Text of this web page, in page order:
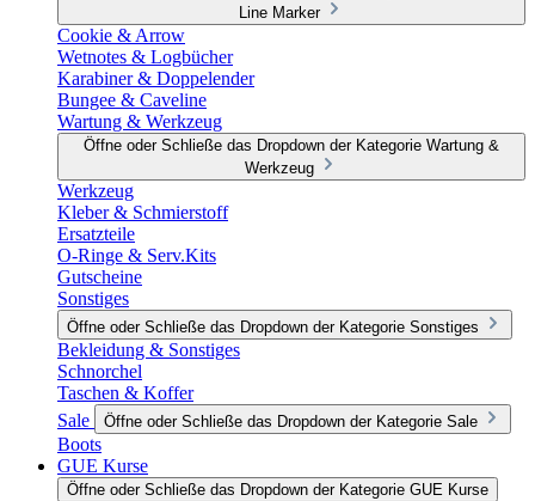
Line Marker
Cookie & Arrow
Wetnotes & Logbücher
Karabiner & Doppelender
Bungee & Caveline
Wartung & Werkzeug
Öffne oder Schließe das Dropdown der Kategorie Wartung &
Werkzeug
Werkzeug
Kleber & Schmierstoff
Ersatzteile
O-Ringe & Serv.Kits
Gutscheine
Sonstiges
Öffne oder Schließe das Dropdown der Kategorie Sonstiges
Bekleidung & Sonstiges
Schnorchel
Taschen & Koffer
Sale
Öffne oder Schließe das Dropdown der Kategorie Sale
Boots
GUE Kurse
Öffne oder Schließe das Dropdown der Kategorie GUE Kurse